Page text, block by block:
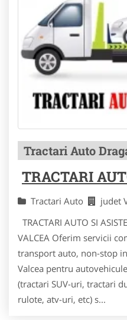
Tractari Auto
TRACTARI
Tractari Auto judet
TRACTARI AUTO SI
VALCEA Oferim servicii
transport auto, non-stop
Valcea pentru
(tractari SUV-uri, tractari
rulote, atv-uri, etc) s...